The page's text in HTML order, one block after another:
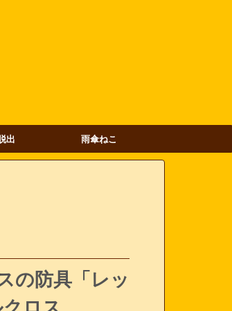
出 雨傘ねこ
の防具「レッ